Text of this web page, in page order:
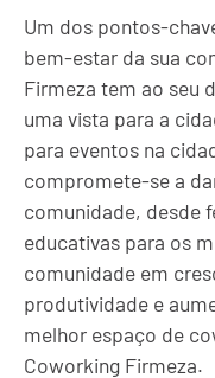
Um dos pontos-
bem-estar da sua
Firmeza tem ao seu
uma vista para a
para eventos na
compromete-se a
comunidade, desde
educativas para os
comunidade em
produtividade e
melhor espaço de
Coworking Firmeza.